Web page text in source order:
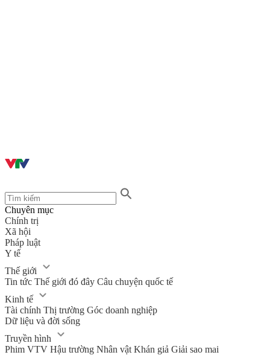
Chuyên mục
Chính trị
Xã hội
Pháp luật
Y tế
Thế giới
Tin tức Thế giới đó đây Câu chuyện quốc tế
Kinh tế
Tài chính Thị trường Góc doanh nghiệp
Dữ liệu và đời sống
Truyền hình
Phim VTV Hậu trường Nhân vật Khán giả Giải sao mai